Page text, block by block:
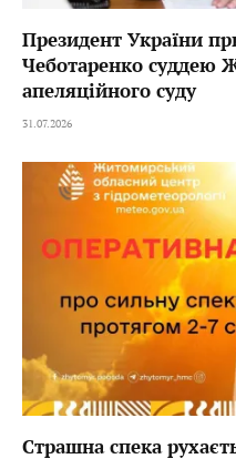
Президент України
Чеботаренко суддею
апеляційного суду
31.07.2026
Страшна спека